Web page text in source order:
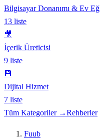
Bilgisayar Donanımı & Ev
13 liste
🎥
İçerik Üreticisi
9 liste
💾
Dijital Hizmet
7 liste
Tüm Kategoriler →Rehberler
Fuub